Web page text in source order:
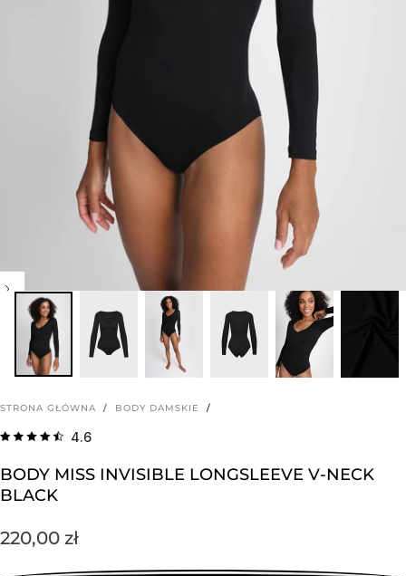
STRONA GŁÓWNA / BODY DAMSKIE /
4.6
BODY MISS INVISIBLE LONGSLEEVE V-NECK
BLACK
Cena
220,00 zł